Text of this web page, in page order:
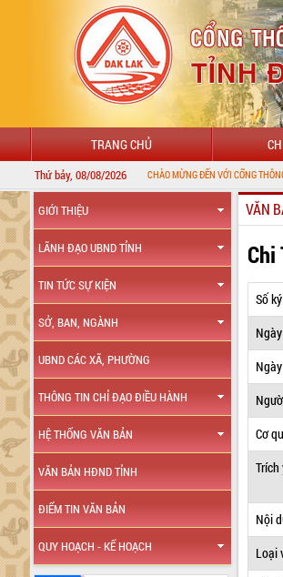
TRANG CHỦ
Thứ bảy, 08/08/2026
GIỚI THIỆU
LÃNH ĐẠO UBND TỈNH
TIN TỨC SỰ KIỆN
SỞ, BAN, NGÀNH
UBND CÁC XÃ, PHƯỜNG
THÔNG TIN CHỈ ĐẠO ĐIỀU HÀNH
HỆ THỐNG VĂN BẢN
VĂN BẢN HĐND TỈNH
ĐIỂM TIN VĂN BẢN
QUY HOẠCH - KẾ HOẠCH
VĂN
Chi
Số
Cơ
Trích
Nội
Loại